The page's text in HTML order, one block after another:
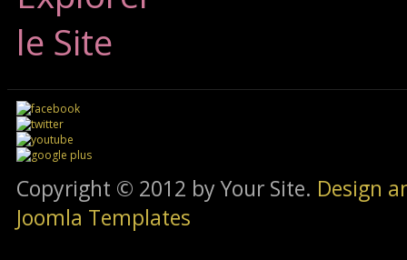
le Site
Copyright © 2012 by Your Site. Design
Joomla Templates